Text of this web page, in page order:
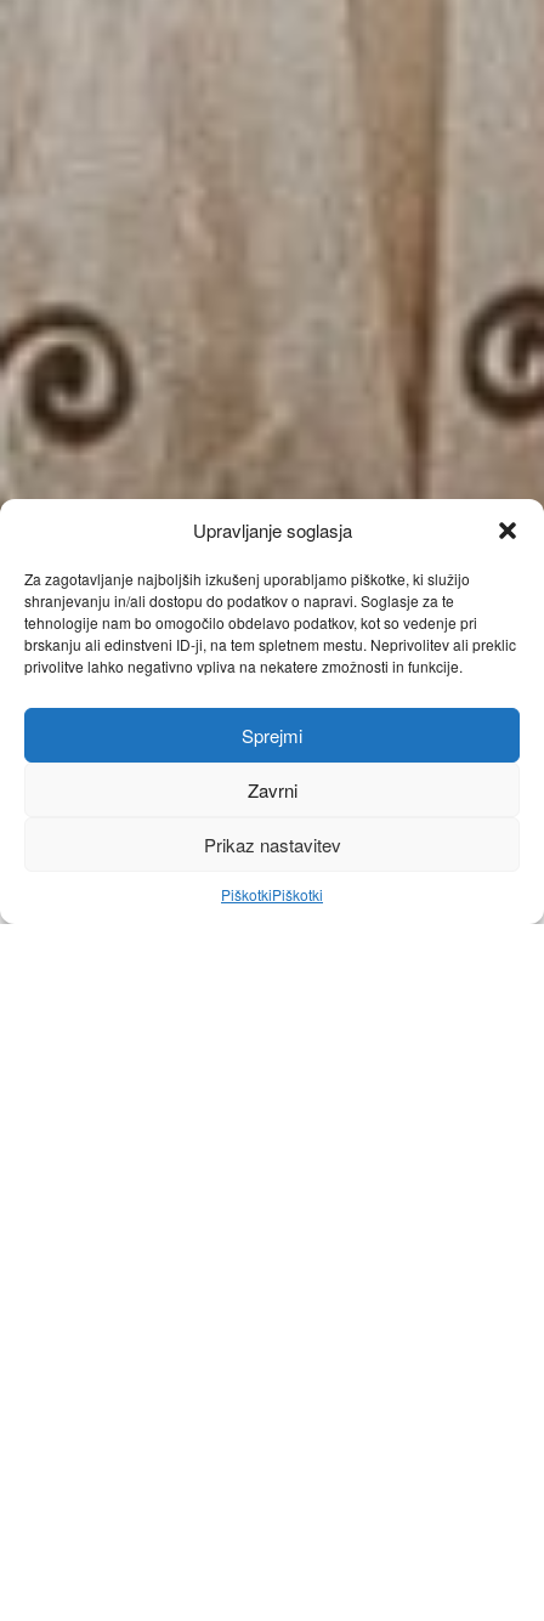
Upravljanje soglasja
Za zagotavljanje najboljših izkušenj uporabljamo piškotke, ki služijo
shranjevanju in/ali dostopu do podatkov o napravi. Soglasje za te
tehnologije nam bo omogočilo obdelavo podatkov, kot so vedenje pri
brskanju ali edinstveni ID-ji, na tem spletnem mestu. Neprivolitev ali preklic
privolitve lahko negativno vpliva na nekatere zmožnosti in funkcije.
Sprejmi
Zavrni
Prikaz nastavitev
PiškotkiPiškotki
A wonderland spirit
2 of 8